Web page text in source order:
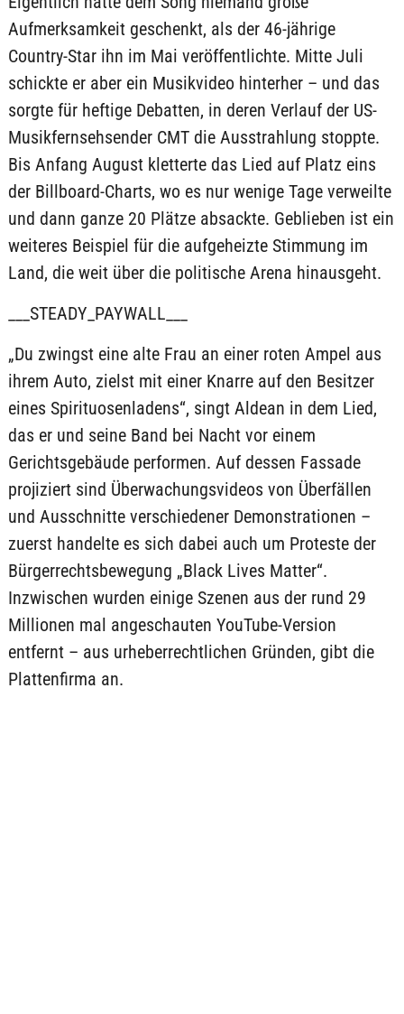
Aufmerksamkeit geschenkt, als der 46-jährige
Country-Star ihn im Mai veröffentlichte. Mitte Juli
schickte er aber ein Musikvideo hinterher – und das
sorgte für heftige Debatten, in deren Verlauf der US-
Musikfernsehsender CMT die Ausstrahlung stoppte.
Bis Anfang August kletterte das Lied auf Platz eins
der Billboard-Charts, wo es nur wenige Tage verweilte
und dann ganze 20 Plätze absackte. Geblieben ist ein
weiteres Beispiel für die aufgeheizte Stimmung im
Land, die weit über die politische Arena hinausgeht.
___STEADY_PAYWALL___
„Du zwingst eine alte Frau an einer roten Ampel aus
ihrem Auto, zielst mit einer Knarre auf den Besitzer
eines Spirituosenladens“, singt Aldean in dem Lied,
das er und seine Band bei Nacht vor einem
Gerichtsgebäude performen. Auf dessen Fassade
projiziert sind Überwachungsvideos von Überfällen
und Ausschnitte verschiedener Demonstrationen –
zuerst handelte es sich dabei auch um Proteste der
Bürgerrechtsbewegung „Black Lives Matter“.
Inzwischen wurden einige Szenen aus der rund 29
Millionen mal angeschauten YouTube-Version
entfernt – aus urheberrechtlichen Gründen, gibt die
Plattenfirma an.